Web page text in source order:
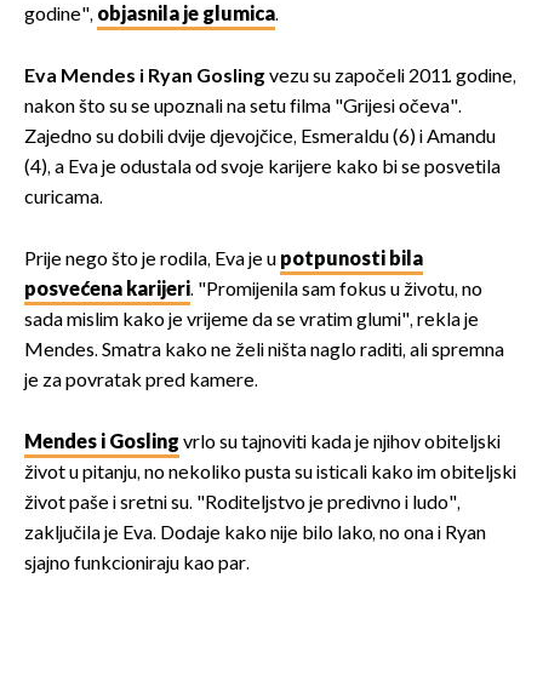
godine", objasnila je glumica.
Eva Mendes i Ryan Goslingvezu su započeli 2011. godine,
nakon što su se upoznali na setu filma "Grijesi očeva".
Zajedno su dobili dvije djevojčice, Esmeraldu (6) i Amandu
(4), a Eva je odustala od svoje karijere kako bi se posvetila
curicama.
Prije nego što je rodila, Eva je u potpunosti bila
posvećena karijeri. "Promijenila sam fokus u životu, no
sada mislim kako je vrijeme da se vratim glumi", rekla je
Mendes. Smatra kako ne želi ništa naglo raditi, ali spremna
je za povratak pred kamere.
Mendes i Gosling vrlo su tajnoviti kada je njihov obiteljski
život u pitanju, no nekoliko pusta su isticali kako im obiteljski
život paše i sretni su. "Roditeljstvo je predivno i ludo",
zaključila je Eva. Dodaje kako nije bilo lako, no ona i Ryan
sjajno funkcioniraju kao par.